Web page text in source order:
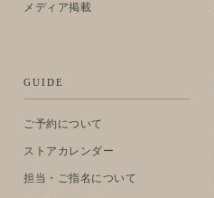
メディア掲載
GUIDE
ご予約について
ストアカレンダー
担当・ご指名について